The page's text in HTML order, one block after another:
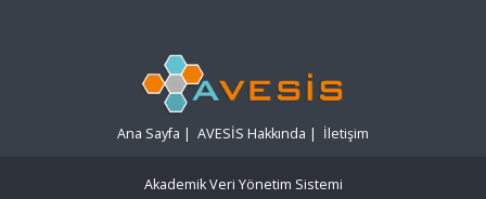
Ana Sayfa | AVESİS Hakkında | İletişim
Akademik Veri Yönetim Sistemi